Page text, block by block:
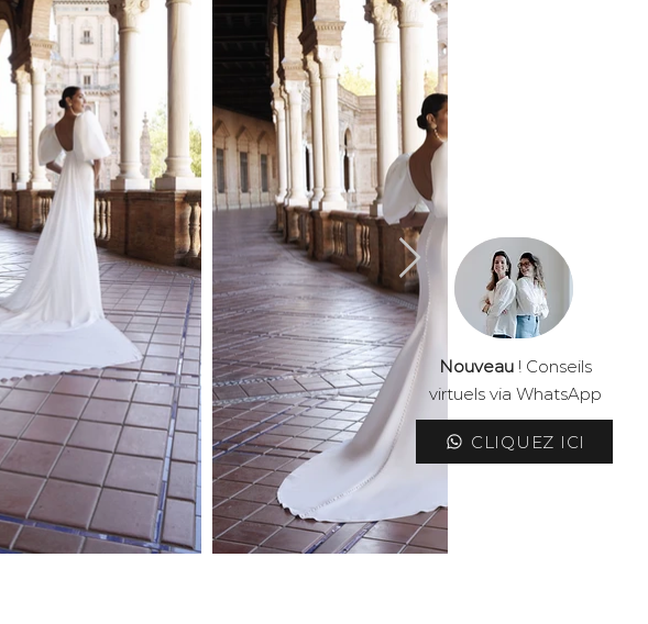
Nouveau! Conseils
virtuels via WhatsApp
CLIQUEZ ICI